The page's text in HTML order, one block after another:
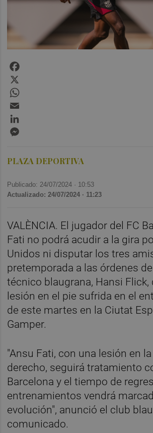
PLAZA DEPORTIVA
Publicado: 24/07/2024 · 10:53
Actualizado: 24/07/2024 · 11:23
VALÈNCIA. El jugador del FC
Fati no podrá acudir a la gira
Unidos ni disputar los tres
pretemporada a las órdenes
técnico blaugrana, Hansi Flick,
lesión en el pie sufrida en el
de este martes en la Ciutat
Gamper.
"Ansu Fati, con una lesión en
derecho, seguirá tratamiento
Barcelona y el tiempo de
entrenamientos vendrá
evolución", anunció el club
comunicado.